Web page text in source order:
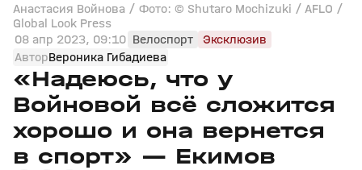
Анастасия Войнова / Фото: © Shutaro Mochizuki / AFLO /
Global Look Press
08 апр 2023, 09:10 Велоспорт
Эксклюзив
АвторВероника Гибадиева
«Надеюсь, что у
Войновой всё сложится
хорошо и она вернется
в спорт» — Екимов